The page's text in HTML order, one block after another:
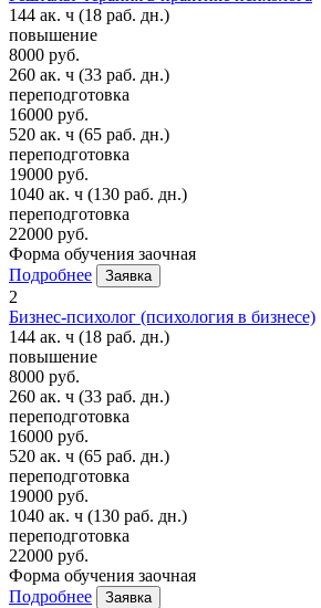
144 ак. ч (18 раб. дн.)
повышение
8000 руб.
260 ак. ч (33 раб. дн.)
переподготовка
16000 руб.
520 ак. ч (65 раб. дн.)
переподготовка
19000 руб.
1040 ак. ч (130 раб. дн.)
переподготовка
22000 руб.
Форма обучения заочная
Подробнее
Заявка
2
Бизнес-психолог (психология в бизнесе)
144 ак. ч (18 раб. дн.)
повышение
8000 руб.
260 ак. ч (33 раб. дн.)
переподготовка
16000 руб.
520 ак. ч (65 раб. дн.)
переподготовка
19000 руб.
1040 ак. ч (130 раб. дн.)
переподготовка
22000 руб.
Форма обучения заочная
Подробнее
Заявка